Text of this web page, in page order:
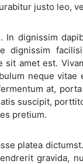
justo leo,
In dignissim
dignissim
sit amet est.
neque vitae
at,
suscipit,
pretium.
platea
gravida,